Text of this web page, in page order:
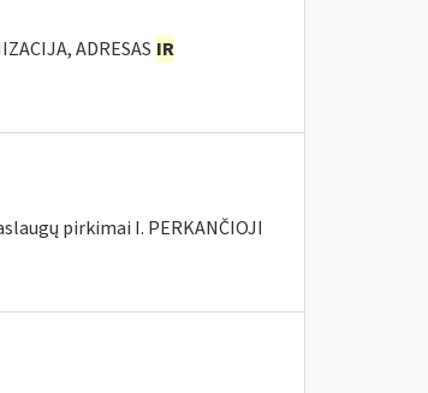
ADRESAS IR
pirkimai I. PERKANČIOJI